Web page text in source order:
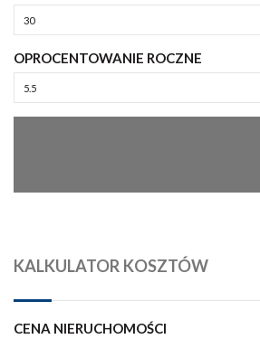
OPROCENTOWANIE ROCZNE
KALKULATOR KOSZTÓW
CENA NIERUCHOMOŚCI